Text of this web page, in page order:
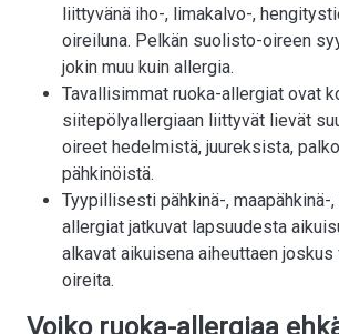
liittyvänä iho-, limakalvo-,
oireiluna. Pelkän suolisto-oireen
jokin muu kuin allergia.
Tavallisimmat ruoka-allergiat ovat
siitepölyallergiaan liittyvät lievät
oireet hedelmistä, juureksista,
pähkinöistä.
Tyypillisesti pähkinä-, maapähkinä-
allergiat jatkuvat lapsuudesta
alkavat aikuisena aiheuttaen
oireita.
Voiko ruoka-allergiaa